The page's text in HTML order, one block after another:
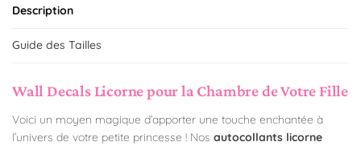
Description
Guide des Tailles
Wall Decals Licorne pour la Chambre de Votre Fille
Voici un moyen magique d’apporter une touche enchantée à
l’univers de votre petite princesse ! Nos autocollants licorne